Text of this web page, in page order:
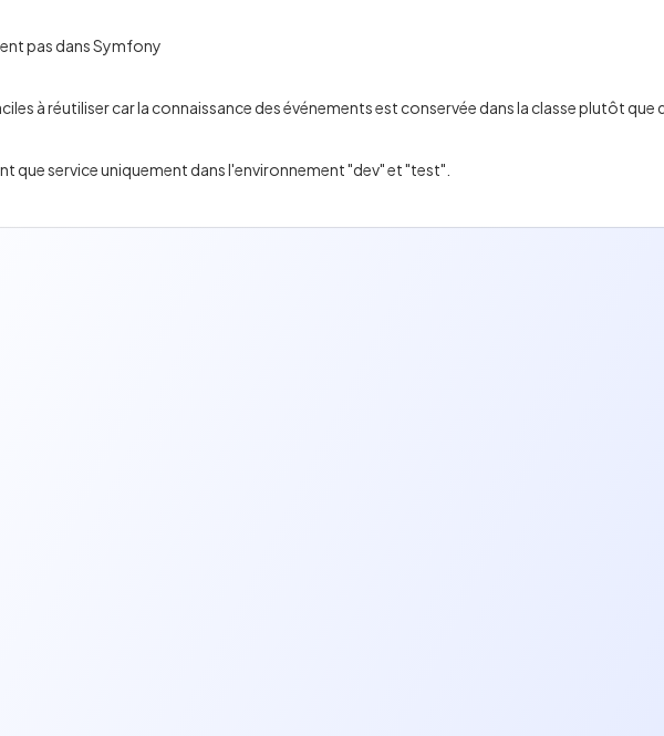
pas dans Symfony
que service uniquement dans l'environnement "dev" et "test".